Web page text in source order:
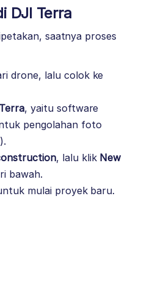
DJI Terra
saatnya proses
drone, lalu colok ke
, yaitu software
pengolahan foto
, lalu klik New
bawah.
mulai proyek baru.